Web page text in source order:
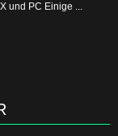
und PC Einige ...